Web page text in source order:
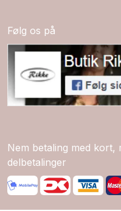
Følg os på
Nem betaling med kort,
delbetalinger